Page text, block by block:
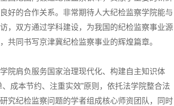
好的合作关系。非常期待人大纪检监察学院能与
，双方通过学科建设，为我国的纪检监察事业源
共同书写京津冀纪检监察事业的辉煌篇章。
肩负服务国家治理现代化、构建自主知识体
成本节约、注重实效”原则，依托法学院整合法
究纪检监察问题的学者组成核心师资团队，同时